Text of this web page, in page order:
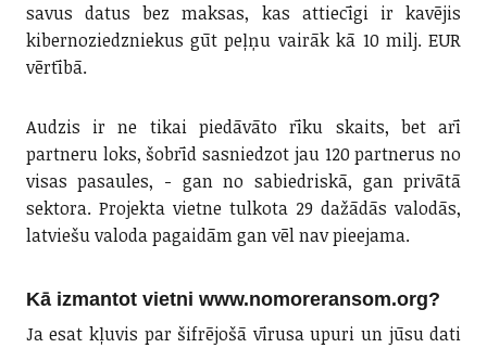
savus datus bez maksas, kas attiecīgi ir kavējis
kibernoziedzniekus gūt peļņu vairāk kā 10 milj. EUR
vērtībā.
Audzis ir ne tikai piedāvāto rīku skaits, bet arī
partneru loks, šobrīd sasniedzot jau 120 partnerus no
visas pasaules, - gan no sabiedriskā, gan privātā
sektora. Projekta vietne tulkota 29 dažādās valodās,
latviešu valoda pagaidām gan vēl nav pieejama.
Kā izmantot vietni www.nomoreransom.org?
Ja esat kļuvis par šifrējošā vīrusa upuri un jūsu dati